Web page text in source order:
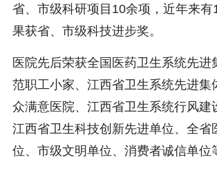
省、市级科研项目10余项，近年来有
果获省、市级科技进步奖。
医院先后荣获全国医药卫生系统先进
范职工小家、江西省卫生系统先进集
众满意医院、江西省卫生系统行风建
江西省卫生科技创新先进单位、全省
位、市级文明单位、消费者诚信单位